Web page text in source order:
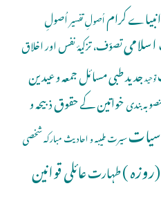
انبیاے کراماُصولِ تفسیراُصولِ
تصوّف، تزکیۂ نفس اور اخلاق
توحیدجدید طبی مسائلجمعہ و عیدین
بندیخواتین کے حقوقذبیحہ و
سیرت طیبہ و احادیث مبارکہشخصی
)طہارتعائلی قوانین